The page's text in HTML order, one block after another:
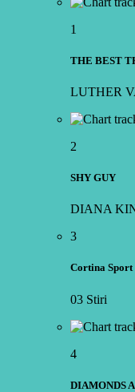
1
THE BEST
LUTHER
2
SHY GUY
DIANA
3
Cortina Sport
03 Stiri
4
DIAMONDS